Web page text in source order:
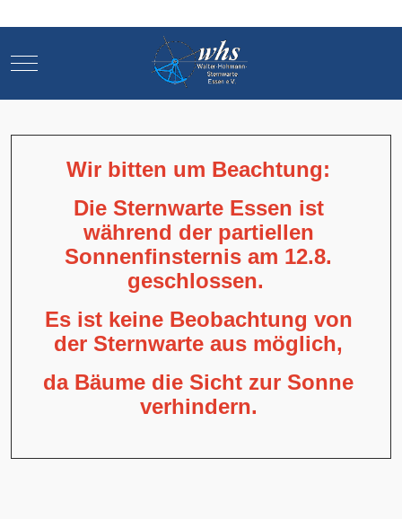
Mobile Menu Toggle
Wir bitten um Beachtung:
Die Sternwarte Essen ist
während der partiellen
Sonnenfinsternis am 12.8.
geschlossen.
Es ist keine Beobachtung von
der Sternwarte aus möglich,
da Bäume die Sicht zur Sonne
verhindern.